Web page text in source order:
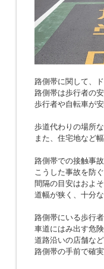
路側帯に関して、
路側帯は歩行者の
歩行者や自転車が
歩道代わりの場所
また、住宅地など
路側帯での接触事
こうした事故を防
間隔の目安はおよ
道幅が狭く、十分
路側帯にいる歩行
車道にはみ出す危
道路沿いの店舗な
路側帯の手前で確